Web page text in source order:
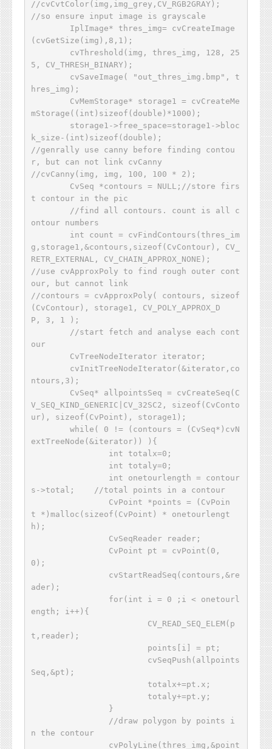
//cvCvtColor(img,img_grey,CV_RGB2GRAY);
//so ensure input image is grayscale
(cvGetSize(img),8,1);
5, CV_THRESH_BINARY);
hres_img);
mStorage((int)sizeof(double)*1000);
k_size-(int)sizeof(double);
//genrally use canny before finding contou
r, but can not link cvCanny
//cvCanny(img, img, 100, 100 * 2);
t contour in the pic
ontour numbers
g,storage1,&contours,sizeof(CvContour), CV_
RETR_EXTERNAL, CV_CHAIN_APPROX_NONE);
//use cvApproxPoly to find rough outer cont
our, but cannot link
//contours = cvApproxPoly( contours, sizeof
(CvContour), storage1, CV_POLY_APPROX_D
P, 3, 1 );
our
ntours,3);
V_SEQ_KIND_GENERIC|CV_32SC2, sizeof(CvConto
ur), sizeof(CvPoint), storage1);
extTreeNode(&iterator)) ){
s->total;    //total points in a contour
t *)malloc(sizeof(CvPoint) * onetourlengt
h);
0);
ader);
ength; i++){
t,reader);
Seq,&pt);
n the contour